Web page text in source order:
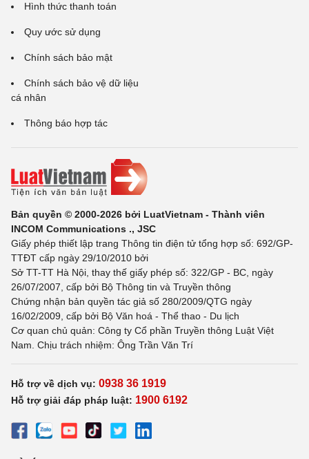
Hình thức thanh toán
Quy ước sử dụng
Chính sách bảo mật
Chính sách bảo vệ dữ liệu
cá nhân
Thông báo hợp tác
Bản quyền © 2000-2026 bởi LuatVietnam - Thành viên
INCOM Communications ., JSC
Giấy phép thiết lập trang Thông tin điện tử tổng hợp số: 692/GP-
TTĐT cấp ngày 29/10/2010 bởi
Sở TT-TT Hà Nội, thay thế giấy phép số: 322/GP - BC, ngày
26/07/2007, cấp bởi Bộ Thông tin và Truyền thông
Chứng nhận bản quyền tác giả số 280/2009/QTG ngày
16/02/2009, cấp bởi Bộ Văn hoá - Thể thao - Du lịch
Cơ quan chủ quản: Công ty Cổ phần Truyền thông Luật Việt
Nam. Chịu trách nhiệm: Ông Trần Văn Trí
Hỗ trợ về dịch vụ: 0938 36 1919
Hỗ trợ giải đáp pháp luật: 1900 6192